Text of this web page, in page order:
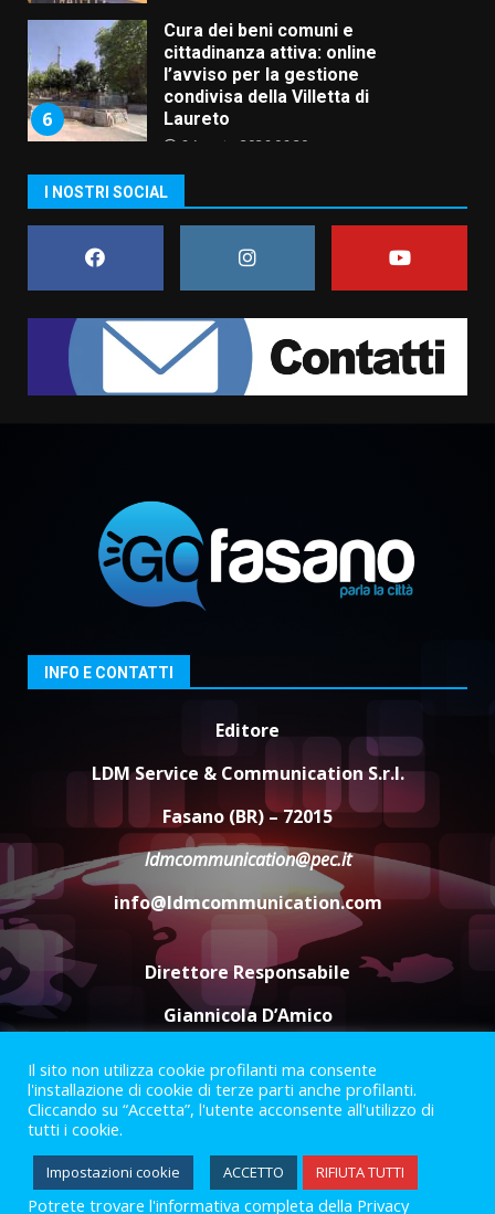
6
Cura dei beni comuni e
cittadinanza attiva: online
l’avviso per la gestione
condivisa della Villetta di
Laureto
6 Agosto 2026 06:20
assoluta de “L’Albergo
Belvedere. Il rapimento”
6 Agosto 2026 06:15
1
Rivoluzione”: nuovo
appuntamento con “Fasano in
Banda”
campionato di calcio”
7 Agosto 2026 06:00
3
Fasanese ferito a colpi di arma
6 Agosto 2026 18:13
Carta d’identità: continua il piano
di aperture straordinarie del
Comune di Fasano
6 Agosto 2026 14:16
Grazia Neglia, coordinatrice
cittadina di Fratelli d’Italia,
pronta a tornare in Consiglio
comunale
6 Agosto 2026 08:00
I NOSTRI SOCIAL
INFO E CONTATTI
Editore
LDM Service & Communication S.r.l.
Fasano (BR) – 72015
ldmcommunication@pec.it
info@ldmcommunication.com
Direttore Responsabile
Giannicola D’Amico
Termini e Condizioni
Privacy Policy
Informazioni Legali
Facebook
Instagram
Youtube
Il sito non utilizza cookie profilanti ma consente
l'installazione di cookie di terze parti anche profilanti.
Cliccando su “Accetta”, l'utente acconsente all'utilizzo di
tutti i cookie.
Impostazioni cookie ACCETTO RIFIUTA TUTTI
Potrete trovare l'informativa completa della Privacy